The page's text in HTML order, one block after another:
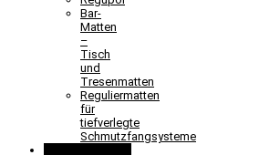
Bar-
Matten
–
Tisch
und
Tresenmatten
Reguliermatten
für
tiefverlegte
Schmutzfangsysteme